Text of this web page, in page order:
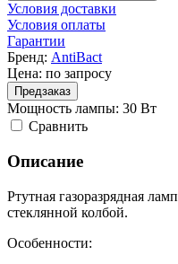
Условия доставки
Условия оплаты
Гарантии
Бренд: AntiBact
Цена: по запросу
Предзаказ
Мощность лампы: 30 Вт
Cравнить
Описание
Ртутная газоразрядная
стеклянной колбой.
Особенности: